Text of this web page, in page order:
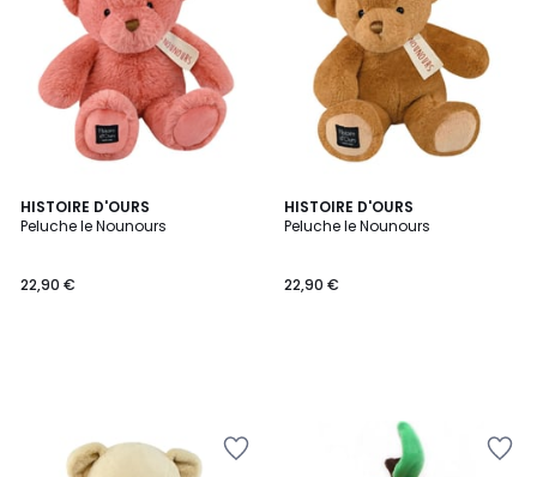
HISTOIRE D'OURS
Peluche le Nounours
22,90 €
HISTOIRE D'OURS
Peluche le Nounours
22,90 €